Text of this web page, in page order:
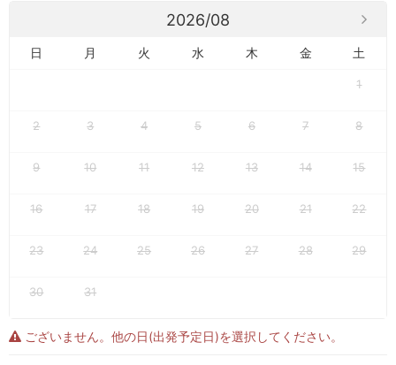
女
王」
朱
2026/08
日 月 火 水 木 金 土
1
2 3 4 5 6 7 8
9 10 11 12 13 14 15
16 17 18 19 20 21 22
23 24 25 26 27 28 29
30 31
ございません。他の日(出発予定日)を選択してください。